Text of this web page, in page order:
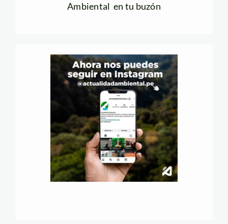
Ambiental en tu buzón